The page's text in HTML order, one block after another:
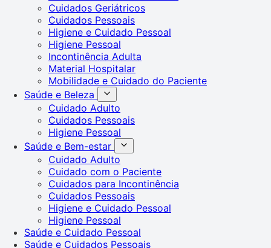
Cuidados Geriátricos
Cuidados Pessoais
Higiene e Cuidado Pessoal
Higiene Pessoal
Incontinência Adulta
Material Hospitalar
Mobilidade e Cuidado do Paciente
Saúde e Beleza
Cuidado Adulto
Cuidados Pessoais
Higiene Pessoal
Saúde e Bem-estar
Cuidado Adulto
Cuidado com o Paciente
Cuidados para Incontinência
Cuidados Pessoais
Higiene e Cuidado Pessoal
Higiene Pessoal
Saúde e Cuidado Pessoal
Saúde e Cuidados Pessoais